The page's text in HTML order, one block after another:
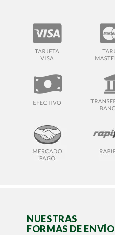
NUESTRAS
FORMAS DE ENVÍO